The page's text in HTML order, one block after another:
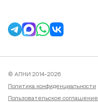
© АПНИ 2014-2026
Политика конфиденциальности
Пользовательское соглашение